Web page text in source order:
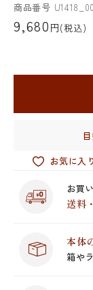
商品番号
9,680 円(税込)
お気に入
お買
送料
本体
箱や